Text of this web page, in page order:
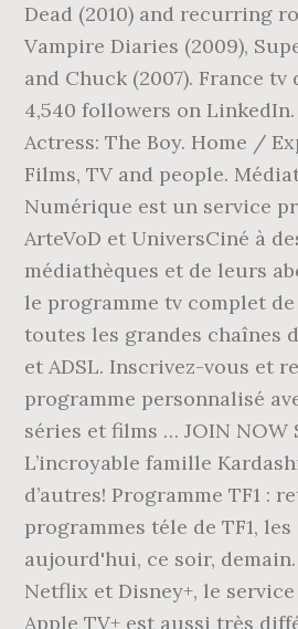
Dead (2010) and recurring
Vampire Diaries (2009),
and Chuck (2007). France
4,540 followers on
Actress: The Boy. Home /
Films, TV and people.
Numérique est un service
ArteVoD et UniversCiné à
médiathèques et de leurs
le programme tv complet
toutes les grandes chaînes
et ADSL. Inscrivez-vous et
programme personnalisé
séries et films … JOIN NOW
L’incroyable famille
d’autres! Programme TF1 :
programmes téle de TF1,
aujourd'hui, ce soir,
Netflix et Disney+, le
Apple TV+ est aussi très